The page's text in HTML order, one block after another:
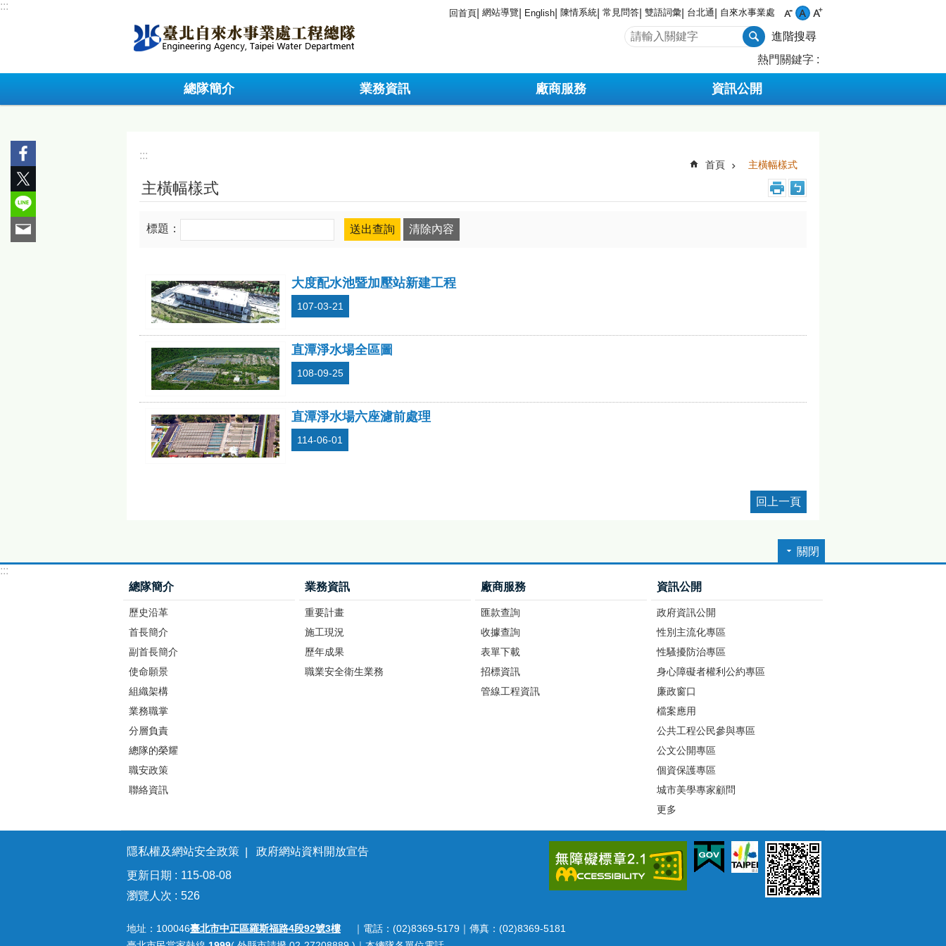
跳到主要內容區塊
:::
回首頁 網站導覽 English 陳情系統 常見問答 雙語詞彙 台北通 自來水事業處
進階搜尋
熱門關鍵字
總隊簡介 業務資訊 廠商服務 資訊公開
:::
首頁 主橫幅樣式
主橫幅樣式
標題：
大度配水池暨加壓站新建工程
107-03-21
直潭淨水場全區圖
108-09-25
直潭淨水場六座濾前處理
114-06-01
回上一頁
關閉
:::
總隊簡介
歷史沿革
首長簡介
副首長簡介
使命願景
組織架構
業務職掌
分層負責
總隊的榮耀
職安政策
聯絡資訊
業務資訊
重要計畫
施工現況
歷年成果
職業安全衛生業務
廠商服務
匯款查詢
收據查詢
表單下載
招標資訊
管線工程資訊
資訊公開
政府資訊公開
性別主流化專區
性騷擾防治專區
身心障礙者權利公約專區
廉政窗口
檔案應用
公共工程公民參與專區
公文公開專區
個資保護專區
城市美學專家顧問
更多
隱私權及網站安全政策
政府網站資料開放宣告
更新日期
115-08-08
瀏覽人次
526
地址：100046臺北市中正區羅斯福路4段92號3樓｜電話：(02)8369-5179｜傳真：(02)8369-5181